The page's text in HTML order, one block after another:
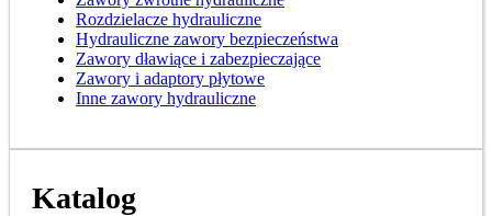
Rozdzielacze hydrauliczne
Hydrauliczne zawory bezpieczeństwa
Zawory dławiące i zabezpieczające
Zawory i adaptory płytowe
Inne zawory hydrauliczne
Katalog